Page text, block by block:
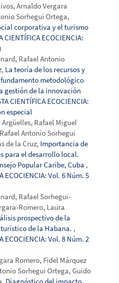
Arnaldo Vergara
Sorhegui Ortega,
corporativa y el turismo
CIENTÍFICA ECOCIENCIA:
Rafael Antonio
La teoría de los recursos y
metodológico
gestión de la innovación
CIENTÍFICA ECOCIENCIA:
especial
Rafael Miguel
Antonio Sorhegui
de la Cruz, Importancia de
para el desarrollo local.
Popular Caribe, Cuba ,
ECOCIENCIA: Vol. 6 Núm. 5
Rafael Sorhegui-
Romero, Laura
prospectivo de la
de la Habana. ,
ECOCIENCIA: Vol. 8 Núm. 2
Romero, Fidel Márquez
Sorhegui Ortega, Guido
Diagnóstico del impacto